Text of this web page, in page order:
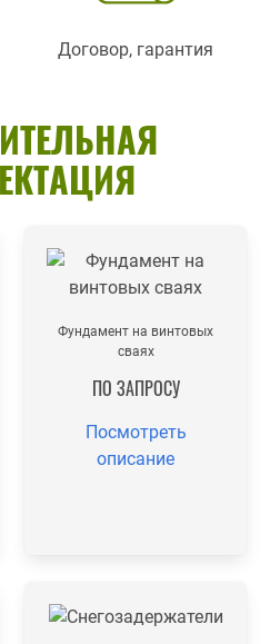
Договор, гарантия
Фундамент на винтовых
сваях
ПО ЗАПРОСУ
Посмотреть
описание